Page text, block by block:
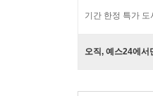
기간 한정 특가 도
오직, 예스24에서